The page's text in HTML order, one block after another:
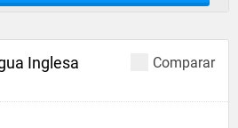
Comparar
Inglesa